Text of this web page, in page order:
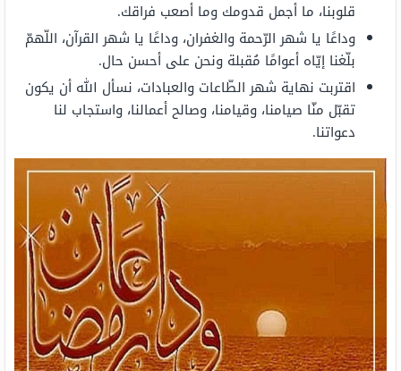
قلوبنا، ما أجمل قدومك وما أصعب فراقك.
وداعًا يا شهر الرّحمة والغفران، وداعًا يا شهر القرآن، اللّهمّ
بلّغنا إيّاه أعوامًا مُقبلة ونحن على أحسن حال.
اقتربت نهاية شهر الطّاعات والعبادات، نسأل الله أن يكون
تقبّل منّا صيامنا، وقيامنا، وصالح أعمالنا، واستجاب لنا
دعواتنا.